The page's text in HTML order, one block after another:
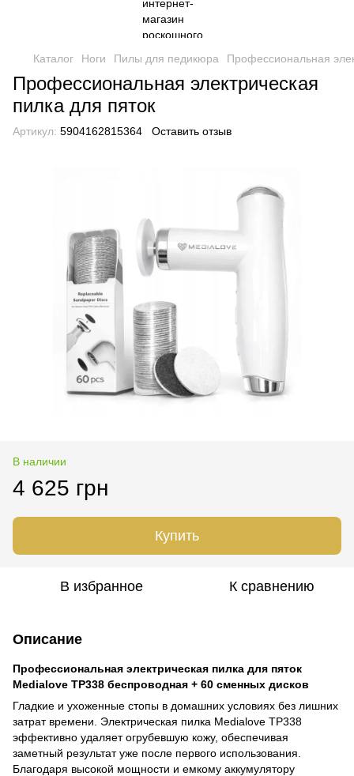
Каталог Ноги Пилы для педикюра Профессиональная
Профессиональная электрическая
пилка для пяток
Артикул: 5904162815364 Оставить отзыв
В наличии
4 625 грн
Купить
В избранное К сравнению
Описание
Профессиональная электрическая пилка для пяток
Medialove TP338 беспроводная + 60 сменных дисков
Гладкие и ухоженные стопы в домашних условиях без лишних
затрат времени. Электрическая пилка Medialove TP338
эффективно удаляет огрубевшую кожу, обеспечивая
заметный результат уже после первого использования.
Благодаря высокой мощности и емкому аккумулятору